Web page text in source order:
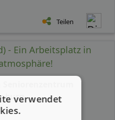
Teilen
- Ein Arbeitsplatz in
verwendet